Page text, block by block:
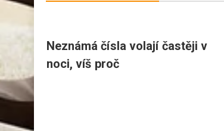
Neznámá čísla volají častěji v
noci, víš proč